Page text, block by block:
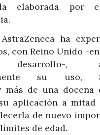
elaborada por
ha
con Reino Unido -
,
su uso,
más de una docena
aplicación a mitad
de nuevo
de edad.